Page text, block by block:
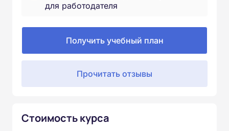
для работодателя
Получить учебный план
Прочитать отзывы
Стоимость курса